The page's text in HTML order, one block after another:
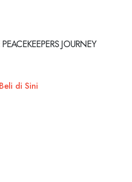
JOURNEY
Beli di Sini